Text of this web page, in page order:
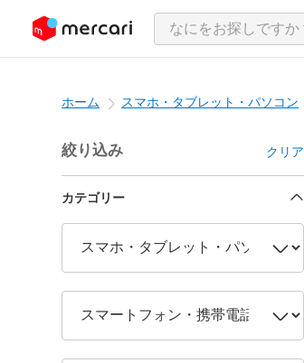
ツにスキップ
ホーム スマホ・タブレット・パソコン
絞り込み クリア
カテゴリー